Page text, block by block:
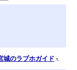
のラブホガイド